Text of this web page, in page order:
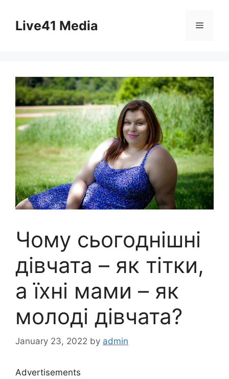
contentLive41 Media Menu
Чому сьогоднішні
дівчата – як тітки,
а їхні мами – як
молоді дівчата?
January 23, 2022 by admin
Advertisements